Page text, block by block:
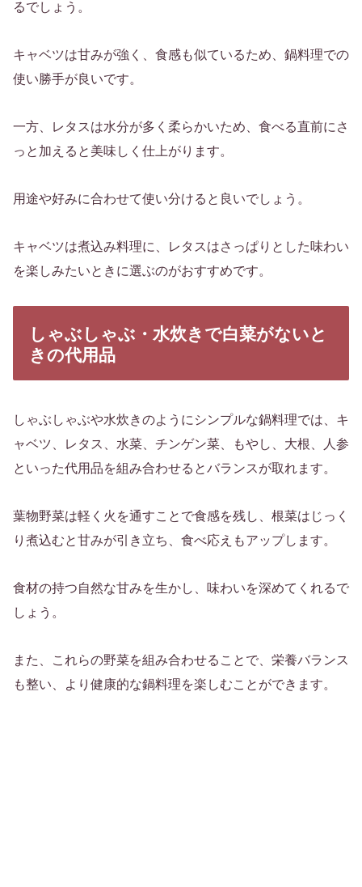
るでしょう。
キャベツは甘みが強く、食感も似ているため、鍋料理での
使い勝手が良いです。
一方、レタスは水分が多く柔らかいため、食べる直前にさ
っと加えると美味しく仕上がります。
用途や好みに合わせて使い分けると良いでしょう。
キャベツは煮込み料理に、レタスはさっぱりとした味わい
を楽しみたいときに選ぶのがおすすめです。
しゃぶしゃぶ・水炊きで白菜がないと
きの代用品
しゃぶしゃぶや水炊きのようにシンプルな鍋料理では、キ
ャベツ、レタス、水菜、チンゲン菜、もやし、大根、人参
といった代用品を組み合わせるとバランスが取れます。
葉物野菜は軽く火を通すことで食感を残し、根菜はじっく
り煮込むと甘みが引き立ち、食べ応えもアップします。
食材の持つ自然な甘みを生かし、味わいを深めてくれるで
しょう。
また、これらの野菜を組み合わせることで、栄養バランス
も整い、より健康的な鍋料理を楽しむことができます。